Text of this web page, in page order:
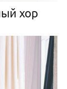
хор